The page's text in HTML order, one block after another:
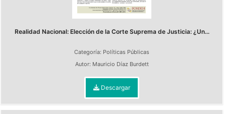
Realidad Nacional: Elección de la Corte Suprema de Justicia: ¿Un...
Categoría: Políticas Públicas
Autor: Mauricio Díaz Burdett
Descargar